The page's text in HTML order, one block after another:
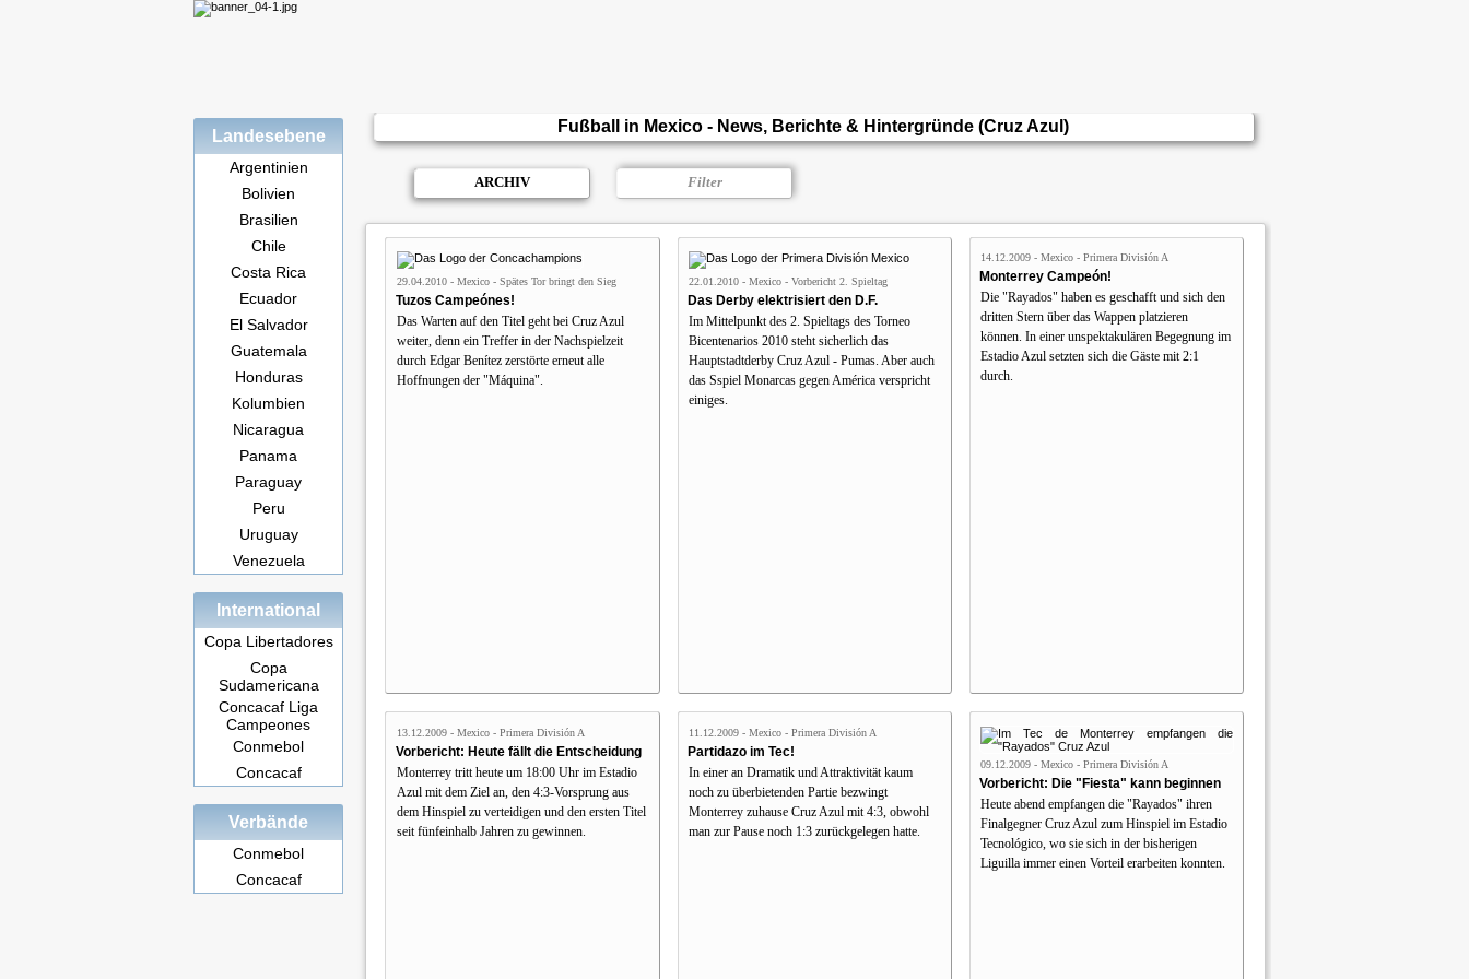
Fußball in Mexico - News, Berichte & Hintergründe (Cruz Azul)
ARCHIV Filter
29.04.2010 - Mexico - Spätes Tor bringt den Sieg
Tuzos Campeónes!
Das Warten auf den Titel geht bei Cruz Azul
weiter, denn ein Treffer in der Nachspielzeit
durch Edgar Benítez zerstörte erneut alle
Hoffnungen der "Máquina".
22.01.2010 - Mexico - Vorbericht 2. Spieltag
Das Derby elektrisiert den D.F.
Im Mittelpunkt des 2. Spieltags des Torneo
Bicentenarios 2010 steht sicherlich das
Hauptstadtderby Cruz Azul - Pumas. Aber auch
das Sspiel Monarcas gegen América verspricht
einiges.
14.12.2009 - Mexico - Primera División A
Monterrey Campeón!
Die "Rayados" haben es geschafft und sich den
dritten Stern über das Wappen platzieren
können. In einer unspektakulären Begegnung im
Estadio Azul setzten sich die Gäste mit 2:1
durch.
13.12.2009 - Mexico - Primera División A
Vorbericht: Heute fällt die Entscheidung
Monterrey tritt heute um 18:00 Uhr im Estadio
Azul mit dem Ziel an, den 4:3-Vorsprung aus
dem Hinspiel zu verteidigen und den ersten Titel
seit fünfeinhalb Jahren zu gewinnen.
11.12.2009 - Mexico - Primera División A
Partidazo im Tec!
In einer an Dramatik und Attraktivität kaum
noch zu überbietenden Partie bezwingt
Monterrey zuhause Cruz Azul mit 4:3, obwohl
man zur Pause noch 1:3 zurückgelegen hatte.
09.12.2009 - Mexico - Primera División A
Vorbericht: Die "Fiesta" kann beginnen
Heute abend empfangen die "Rayados" ihren
Finalgegner Cruz Azul zum Hinspiel im Estadio
Tecnológico, wo sie sich in der bisherigen
Liguilla immer einen Vorteil erarbeiten konnten.
Landesebene
Argentinien
Bolivien
Brasilien
Chile
Costa Rica
Ecuador
El Salvador
Guatemala
Honduras
Kolumbien
Nicaragua
Panama
Paraguay
Peru
Uruguay
Venezuela
International
Copa Libertadores
Copa
Sudamericana
Concacaf Liga
Campeones
Conmebol
Concacaf
Verbände
Conmebol
Concacaf